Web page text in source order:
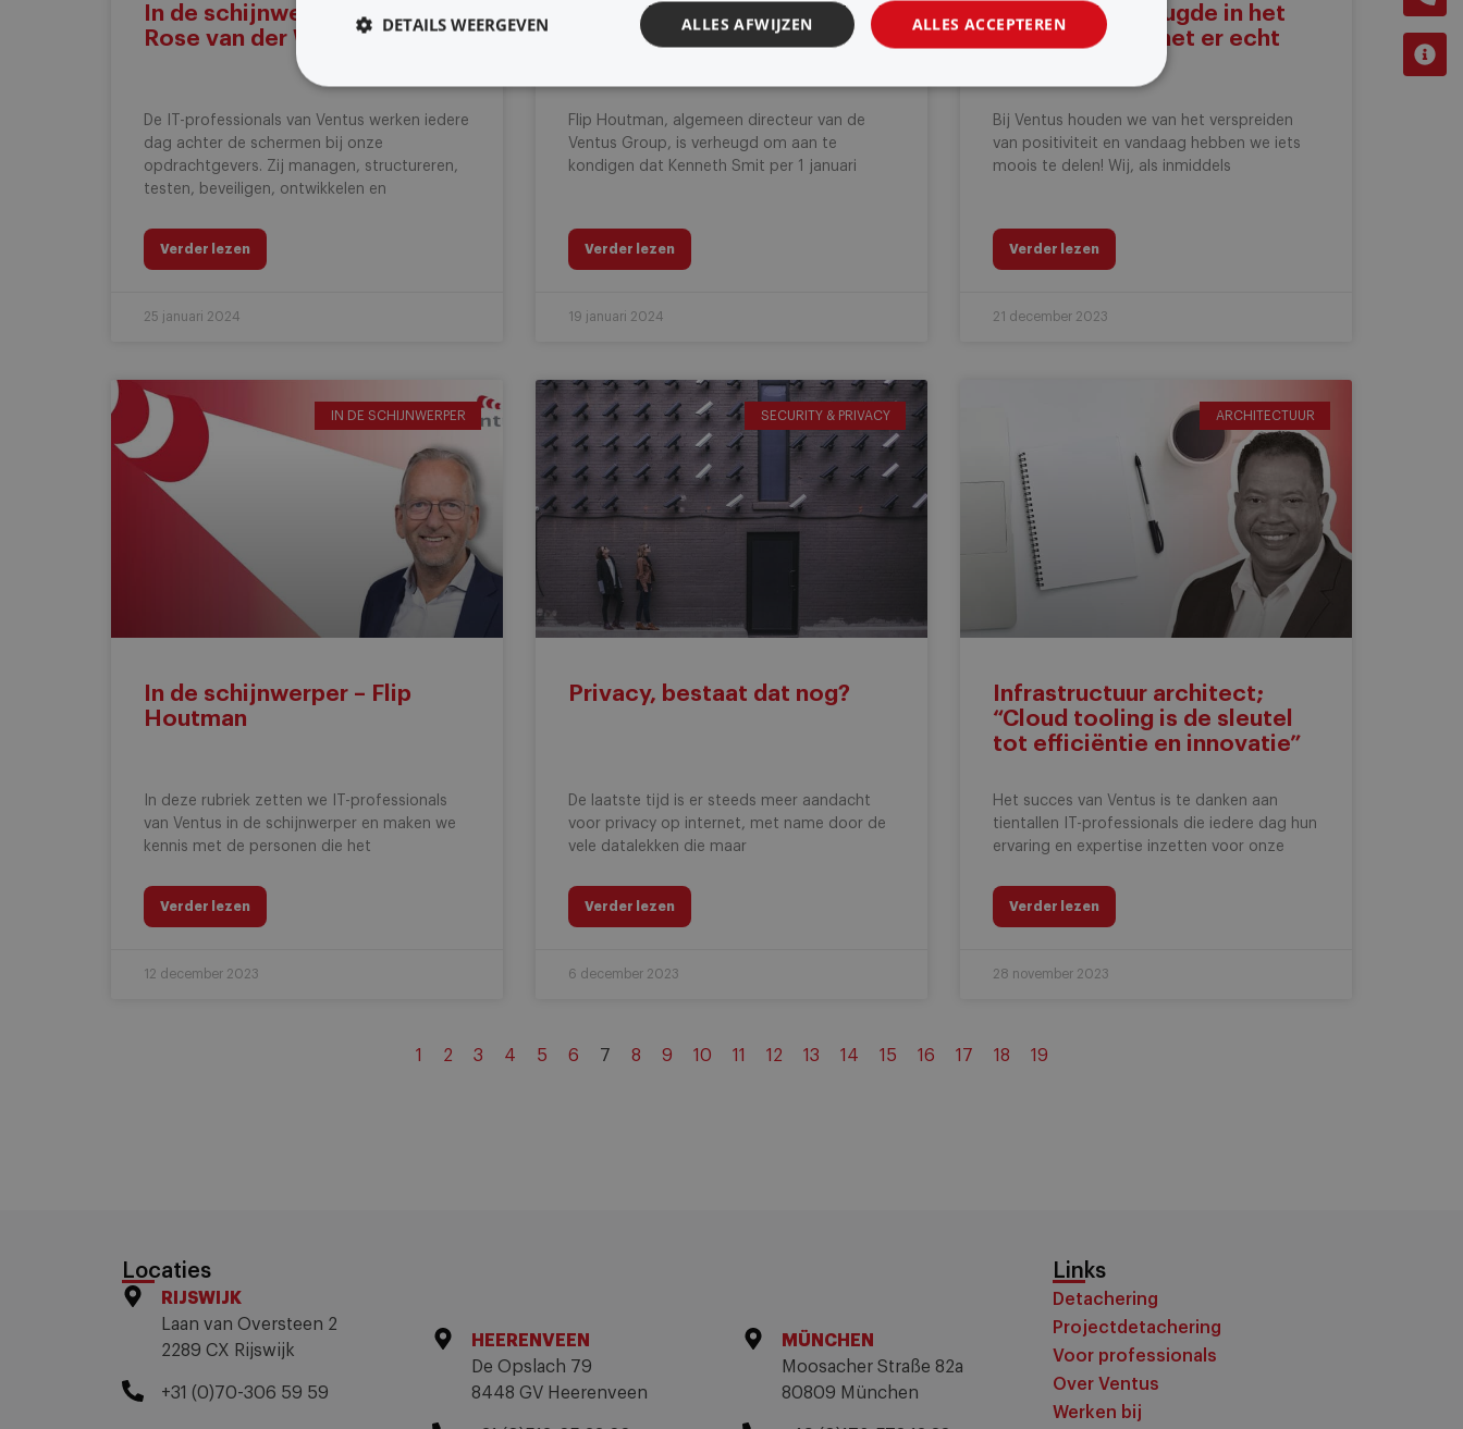
In de schijnwerper – Marie-
Rose van der Wilt
De IT-professionals van Ventus werken iedere
dag achter de schermen bij onze
opdrachtgevers. Zij managen, structureren,
testen, beveiligen, ontwikkelen en
Verder lezen
25 januari 2024
Kenneth Smit nieuwe
directeur van Ventus IT
Flip Houtman, algemeen directeur van de
Ventus Group, is verheugd om aan te
kondigen dat Kenneth Smit per 1 januari
Verder lezen
19 januari 2024
Comfort en vreugde in het
leven wanneer het er echt
Bij Ventus houden we van het verspreiden
van positiviteit en vandaag hebben we iets
moois te delen! Wij, als inmiddels
Verder lezen
21 december 2023
IN DE SCHIJNWERPER
In de schijnwerper – Flip
Houtman
In deze rubriek zetten we IT-professionals
van Ventus in de schijnwerper en maken we
kennis met de personen die het
Verder lezen
12 december 2023
SECURITY & PRIVACY
Privacy, bestaat dat nog?
De laatste tijd is er steeds meer aandacht
voor privacy op internet, met name door de
vele datalekken die maar
Verder lezen
6 december 2023
ARCHITECTUUR
Infrastructuur architect;
“Cloud tooling is de sleutel
tot efficiëntie en innovatie”
Het succes van Ventus is te danken aan
tientallen IT-professionals die iedere dag hun
ervaring en expertise inzetten voor onze
Verder lezen
28 november 2023
1 2 3 4 5 6 7 8 9 10 11 12 13 14 15 16 17 18 19
Locaties
RIJSWIJK
Laan van Oversteen 2
2289 CX Rijswijk
+31 (0)70-306 59 59
HEERENVEEN
De Opslach 79
8448 GV Heerenveen
MÜNCHEN
Moosacher Straße 82a
80809 München
Links
Detachering
Projectdetachering
Voor professionals
Over Ventus
Werken bij
ALLES ACCEPTEREN
ALLES AFWIJZEN
DETAILS WEERGEVEN